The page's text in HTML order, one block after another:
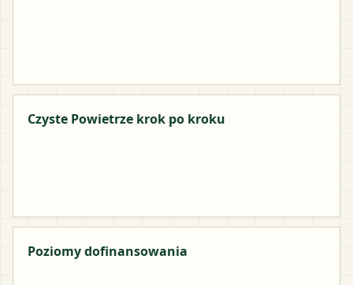
Czyste Powietrze krok po kroku
Poziomy dofinansowania